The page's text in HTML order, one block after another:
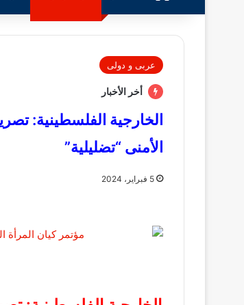
عربى و دولى
أخر الأخبار
الخارجية الفلسطينية:
الأمنى “تضليلية”
5 فبراير، 2024